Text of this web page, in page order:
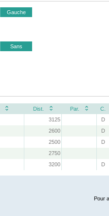
Gauche
Sans
Dist. Par. C.
3125 D
2600 D
2500 D
2750
3200 D
Pour